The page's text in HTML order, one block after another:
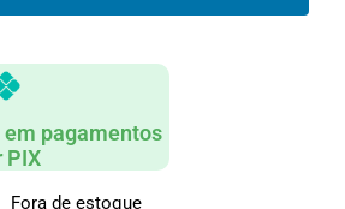
em pagamentos
PIX
Fora de estoque